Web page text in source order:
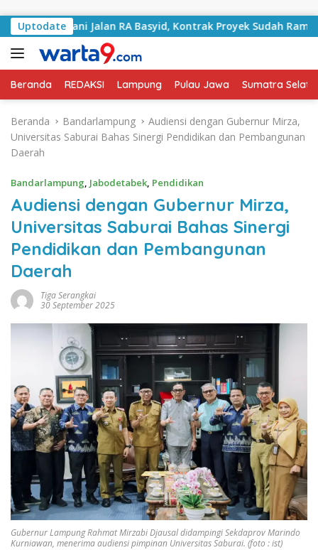
UptodateJalan RA Basyid, Kontrak Proyek Sudah Rampung
Beranda REDAKSI Lampung Pulau Jawa Sumatra
Beranda Bandarlampung
Audiensi dengan Gubernur Mirza,
Universitas Saburai Bahas Sinergi Pendidikan dan Pembangunan
Daerah
Bandarlampung, Jabodetabek, Pendidikan
Audiensi dengan Gubernur Mirza,
Universitas Saburai Bahas Sinergi
Pendidikan dan Pembangunan
Daerah
Tiga Serangkai
30 September 2025
Gubernur Lampung Rahmat Mirzabi Djausal didampingi Sekdaprov Marindo
Kurniawan, menerima audiensi pimpinan Universitas Saburai. (foto : ist)